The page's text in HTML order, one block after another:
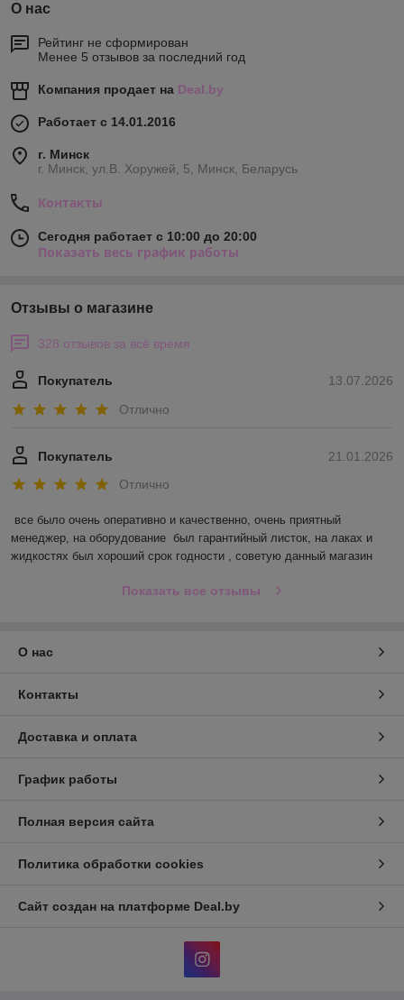
О нас
Рейтинг не сформирован
Менее 5 отзывов за последний год
Компания продает на Deal.by
Работает с 14.01.2016
г. Минск
г. Минск, ул.В. Хоружей, 5, Минск, Беларусь
Контакты
Сегодня работает с 10:00 до 20:00
Показать весь график работы
Отзывы о магазине
328 отзывов за всё время
13.07.2026
Покупатель
Отлично
21.01.2026
Покупатель
Отлично
все было очень оперативно и качественно, очень приятный
менеджер, на оборудование  был гарантийный листок, на лаках и
жидкостях был хороший срок годности , советую данный магазин
Показать все отзывы
О нас
Контакты
Доставка и оплата
График работы
Полная версия сайта
Политика обработки cookies
Сайт создан на платформе Deal.by